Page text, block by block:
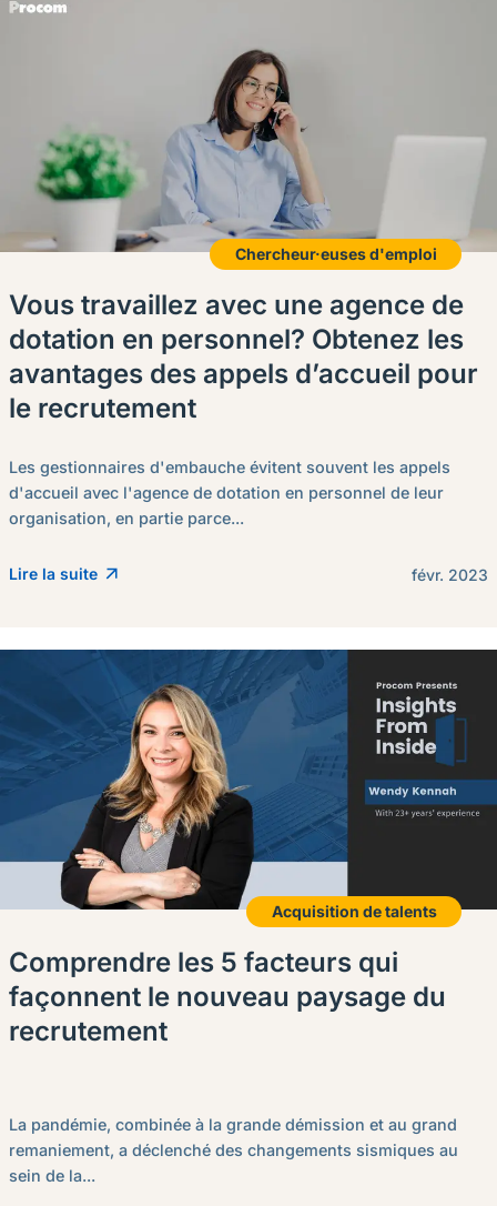
Chercheur·euses d'emploi
Vous travaillez avec une agence de
dotation en personnel? Obtenez les
avantages des appels d’accueil pour
le recrutement
Les gestionnaires d'embauche évitent souvent les appels
d'accueil avec l'agence de dotation en personnel de leur
organisation, en partie parce...
Lire la suite févr. 2023
Acquisition de talents
Comprendre les 5 facteurs qui
façonnent le nouveau paysage du
recrutement
La pandémie, combinée à la grande démission et au grand
remaniement, a déclenché des changements sismiques au
sein de la...